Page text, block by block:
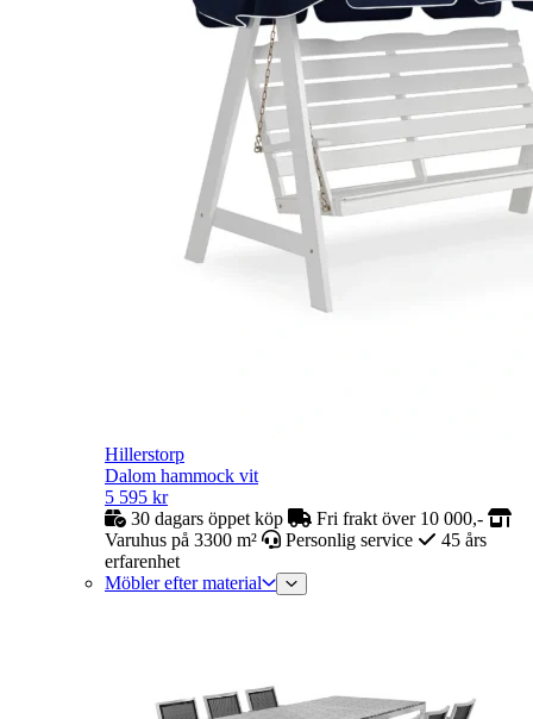
Hillerstorp
Dalom hammock vit
5 595 kr
30 dagars öppet köp
Fri frakt över 10 000,-
Varuhus på 3300 m²
Personlig service
45 års
erfarenhet
Möbler efter material